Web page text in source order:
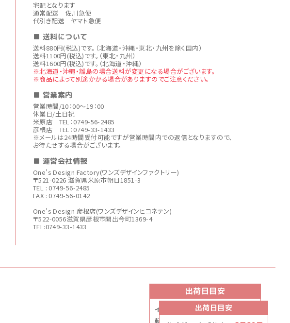
宅配となります
通常配送 佐川急便
代引き配送 ヤマト急便
■ 送料について
送料880円(税込)です。（北海道・沖縄・東北・九州を除く国内）
送料1100円(税込)です。（東北・九州）
送料1600円(税込)です。（北海道・沖縄）
※北海道・沖縄・離島の場合送料が変更になる場合がございます。
※商品によって別途かかる場合がありますのでご注意ください。
■ 営業案内
営業時間/10：00～19：00
休業日/土日祝
米原店 TEL：0749-56-2485
彦根店 TEL：0749-33-1433
※メールは24時間受付可能ですが営業時間内での返信となりますので、
お待たせする場合がございます。
■ 運営会社情報
One's Design Factory(ワンズデザインファクトリー)
〒521-0226 滋賀県米原市朝日1851-3
TEL : 0749-56-2485
FAX : 0749-56-0142
One's Design 彦根店(ワンズデザインヒコネテン)
〒522-0056滋賀県彦根市開出今町1369-4
TEL:0749-33-1433
出荷日目安
インクジェットプリント 8月20日
転写プリント 8月20日
出荷日目安